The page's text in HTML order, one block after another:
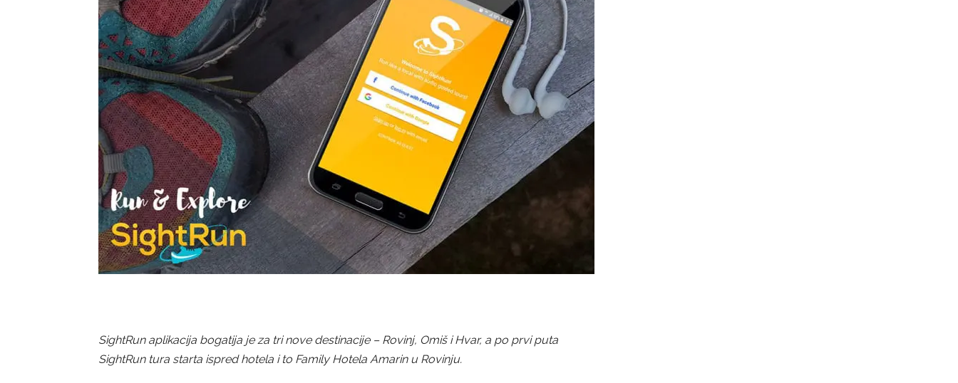
SightRun aplikacija bogatija je za tri nove destinacije – Rovinj, Omiš i Hvar, a po prvi puta
SightRun tura starta ispred hotela i to Family Hotela Amarin u Rovinju.